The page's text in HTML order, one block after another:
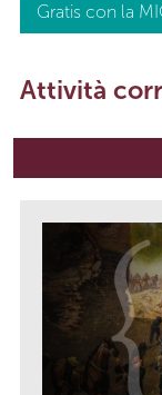
Gratis con la
Attività